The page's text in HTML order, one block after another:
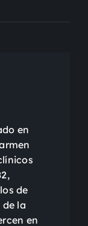
en
de
la
en